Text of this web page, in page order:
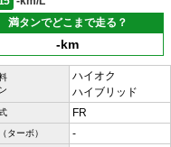
満タンでどこまで走る？
-km
ハイオク
ハイブリッド
FR
ターボ） -